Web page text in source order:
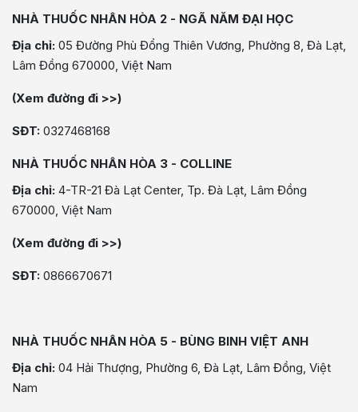
NHÀ THUỐC NHÂN HÒA 2 - NGÃ NĂM ĐẠI HỌC
Địa chỉ: 05 Đường Phù Đổng Thiên Vương, Phường 8, Đà Lạt,
Lâm Đồng 670000, Việt Nam
(Xem đường đi >>)
SĐT: 0327468168
NHÀ THUỐC NHÂN HÒA 3 - COLLINE
Địa chỉ: 4-TR-21 Đà Lạt Center, Tp. Đà Lạt, Lâm Đồng
670000, Việt Nam
(Xem đường đi >>)
SĐT: 0866670671
NHÀ THUỐC NHÂN HÒA 5 - BÙNG BINH VIỆT ANH
Địa chỉ: 04 Hải Thượng, Phường 6, Đà Lạt, Lâm Đồng, Việt
Nam